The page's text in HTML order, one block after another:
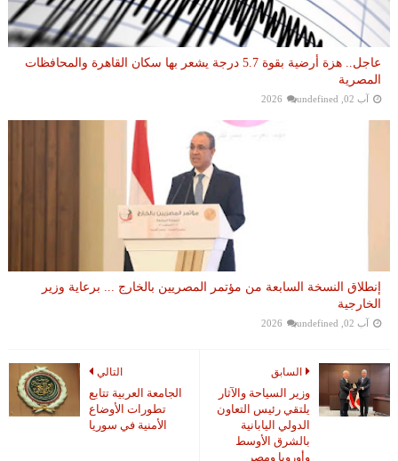
عاجل.. هزة أرضية بقوة 5.7 درجة يشعر بها سكان القاهرة والمحافظات
المصرية
آب 02, 2026 undefined
إنطلاق النسخة السابعة من مؤتمر المصريين بالخارج ... برعاية وزير
الخارجية
آب 02, 2026 undefined
التالي
الجامعة العربية تتابع
تطورات الأوضاع
الأمنية في سوريا
السابق
وزير السياحة والآثار
يلتقي رئيس التعاون
الدولي اليابانية
بالشرق الأوسط
وأوروبا ومصر